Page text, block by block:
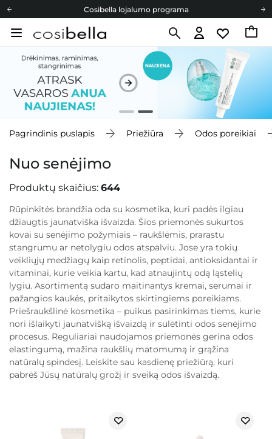
Cosibella lojalumo programa
Nemokamas pristatymas nuo 40,00 €
Cosibella lojalumo programa
Nemokamas pristatymas nuo 40,00 €
Dovanų Kortelės
Pagrindinis puslapis Priežiūra Odos poreikiai
Nuo senėjimo
Produktų skaičius: 644
Rūpinkitės brandžia oda su kosmetika, kuri padės ilgiau
džiaugtis jaunatviška išvaizda. Šios priemonės sukurtos
kovai su senėjimo požymiais – raukšlėmis, prarastu
stangrumu ar netolygiu odos atspalviu. Jose yra tokių
veikliųjų medžiagų kaip retinolis, peptidai, antioksidantai ir
vitaminai, kurie veikia kartu, kad atnaujintų odą ląstelių
lygiu. Asortimentą sudaro maitinantys kremai, serumai ir
pažangios kaukės, pritaikytos skirtingiems poreikiams.
Priešraukšlinė kosmetika – puikus pasirinkimas tiems, kurie
nori išlaikyti jaunatvišką išvaizdą ir sulėtinti odos senėjimo
procesus. Reguliariai naudojamos priemonės gerina odos
elastingumą, mažina raukšlių matomumą ir grąžina
natūralų spindesį. Leiskite sau kasdienę priežiūrą, kuri
pabrėš Jūsų natūralų grožį ir sveiką odos išvaizdą.